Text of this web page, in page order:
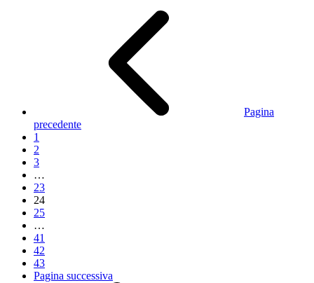
Pagina
precedente
1
2
3
…
23
24
25
…
41
42
43
Pagina successiva